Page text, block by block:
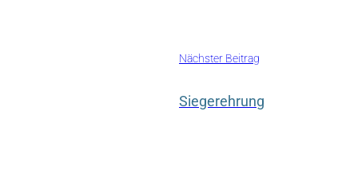
Nächster Beitrag
Siegerehrung